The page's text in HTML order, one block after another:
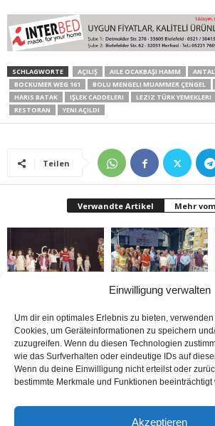
Einwilligung verwalten
Um dir ein optimales Erlebnis zu bieten,
Cookies, um Geräteinformationen zu speichern
zuzugreifen. Wenn du diesen Technologien
wie das Surfverhalten oder eindeutige IDs auf
Wenn du deine Einwilligung nicht erteilst oder
bestimmte Merkmale und Funktionen beeinträchtigt
Akzeptieren
SCHLAGWORTE AÇILIŞ AILE OCAKBAŞI HAMM
BOCKUMER WEG 161
BOLU MENGELI MUAMMER ÇENGEL
HARIS BATAK
IŞLEK CADDELERI LEZIZ TÜRK YEMEKLERI
RESTORAN
YENI AÇILDI
Teilen
Verwandte Artikel Mehr
Festivali yapıldı
Yabancılar Haftası
Bakım Sigortası